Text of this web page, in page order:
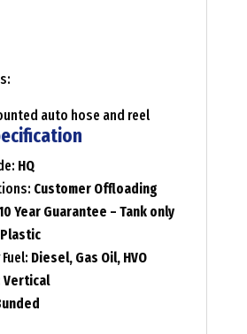
auto hose and reel
HQ
Customer Offloading
Year Guarantee – Tank only
Plastic
Diesel, Gas Oil, HVO
Vertical